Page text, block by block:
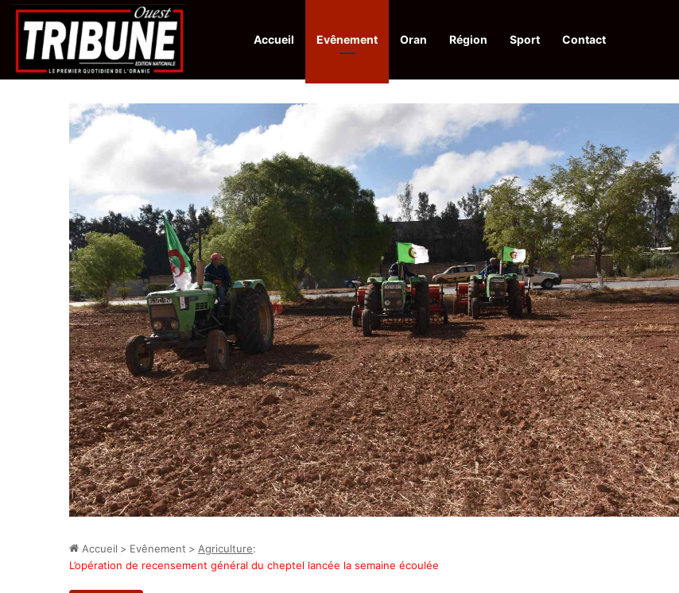
Accueil Evênement Oran Région Sport Contact
Infos en Direct: Protection de la ville sainte d’El-Qods : l’Algérie appelle à une action collective
Accueil > Evênement > Agriculture:
L’opération de recensement général du cheptel lancée la semaine écoulée